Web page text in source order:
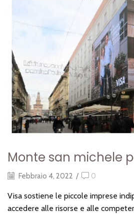
monte san michele
Febbraio 4, 2022 / 0
Visa sostiene le piccole imprese
accedere alle risorse e alle